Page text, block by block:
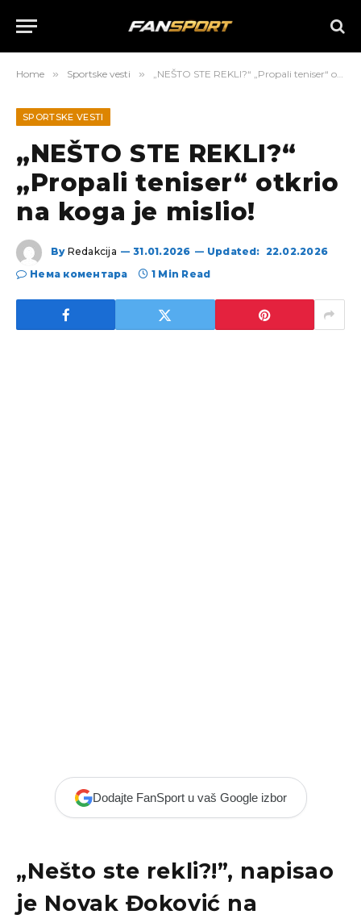
Home » Sportske vesti » „NEŠTO STE REKLI?“ „Propali teniser“ otkrio na koga je mislio!
SPORTSKE VESTI
„NEŠTO STE REKLI?“
„Propali teniser“ otkrio
na koga je mislio!
By Redakcija 31.01.2026 Updated: 22.02.2026
Нема коментара
1 Min Read
Dodajte FanSport u vaš Google izbor
„Nešto ste rekli?!”, napisao
je Novak Đoković na